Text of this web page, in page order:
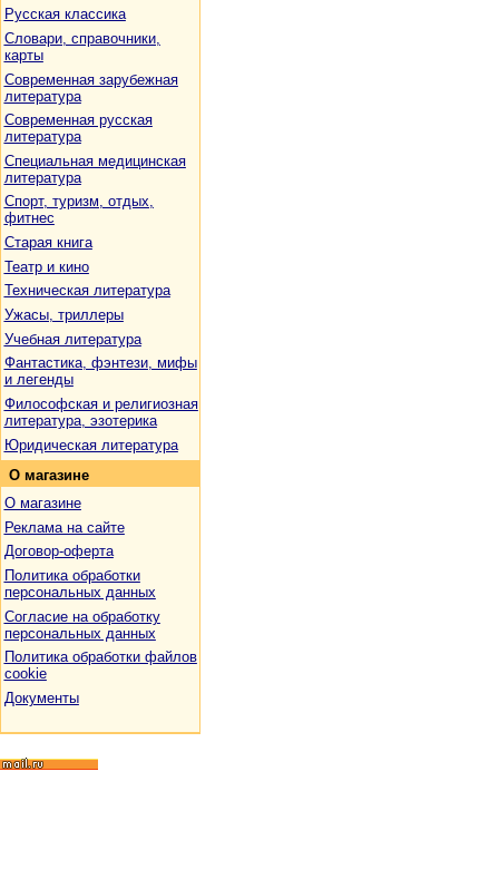
Русская классика
Словари, справочники,
карты
Современная зарубежная
литература
Современная русская
литература
Специальная медицинская
литература
Спорт, туризм, отдых,
фитнес
Старая книга
Театр и кино
Техническая литература
Ужасы, триллеры
Учебная литература
Фантастика, фэнтези, мифы
и легенды
Философская и религиозная
литература, эзотерика
Юридическая литература
О магазине
О магазине
Реклама на сайте
Договор-оферта
Политика обработки
персональных данных
Согласие на обработку
персональных данных
Политика обработки файлов
cookie
Документы